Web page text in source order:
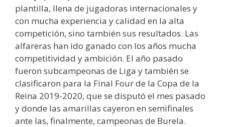
plantilla, llena de jugadoras internacionales y
con mucha experiencia y calidad en la alta
competición, sino también sus resultados. Las
alfareras han ido ganado con los años mucha
competitividad y ambición. El año pasado
fueron subcampeonas de Liga y también se
clasificaron para la Final Four de la Copa de la
Reina 2019-2020, que se disputó el mes pasado
y donde las amarillas cayeron en semifinales
ante las, finalmente, campeonas de Burela.